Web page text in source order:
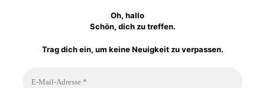
Oh, hallo
Schön, dich zu treffen.
Trag dich ein, um keine Neuigkeit zu verpassen.